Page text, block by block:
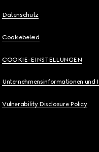
Datenschutz
Cookiebeleid
COOKIE-EINSTELLUNGEN
Unternehmensinformationen und
Vulnerability Disclosure Policy